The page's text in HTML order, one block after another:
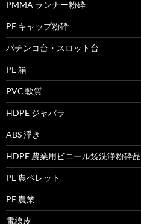
PMMA ランナー粉砕
PE キャップ粉砕
パチンコ台・スロット台
PE 箱
PVC 軟質
HDPE ジャバラ
ABS 浮き
HDPE 農業用ビニール袋洗浄粉砕品
PE 農ペレット
PE 農業
電線皮